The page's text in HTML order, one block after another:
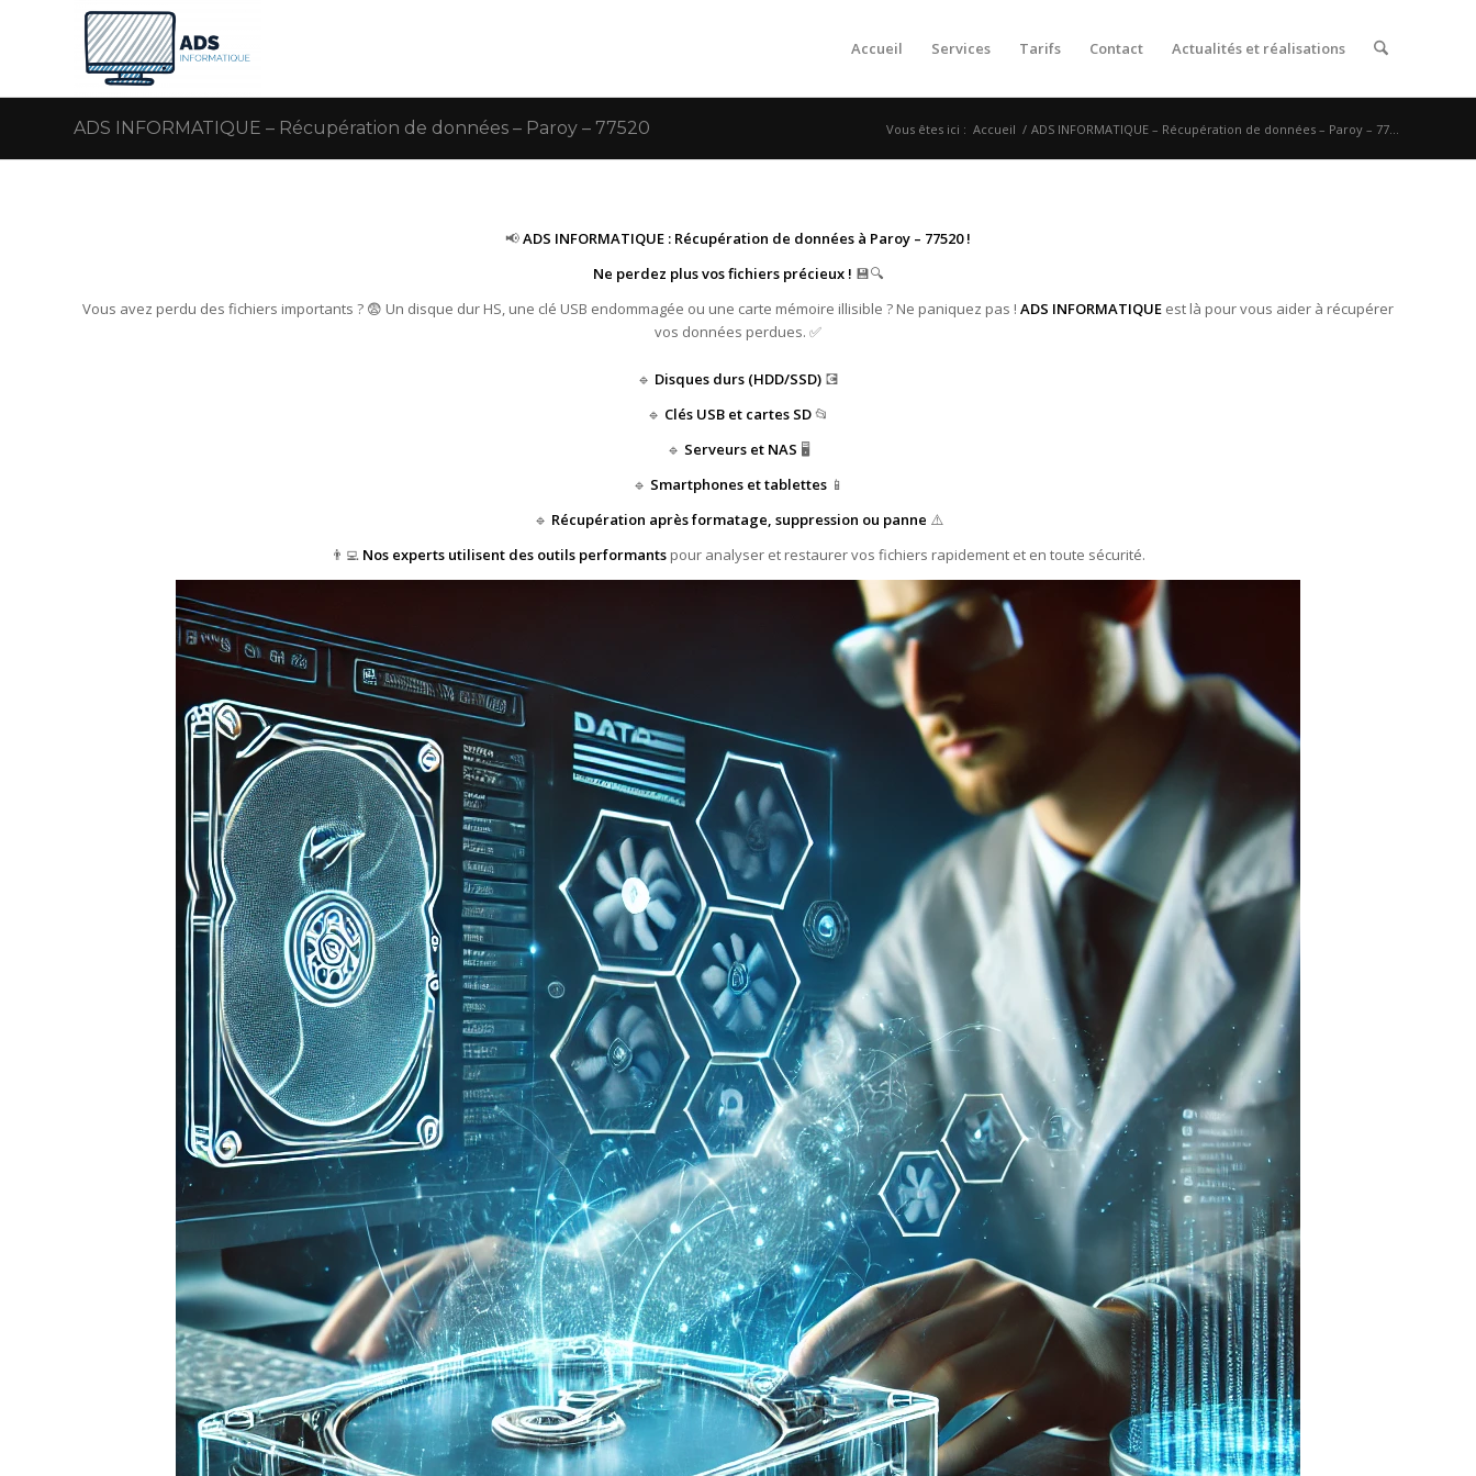
Accueil Services Tarifs Contact Actualités et réalisations
ADS INFORMATIQUE – Récupération de données – Paroy – 77520 Vous êtes ici : Accueil / ADS INFORMATIQUE – Récupération de données – Paroy – 77...
📢ADS INFORMATIQUE : Récupération de données à Paroy – 77520 !
Ne perdez plus vos fichiers précieux ! 💾🔍
Vous avez perdu des fichiers importants ? 😨 Un disque dur HS, une clé USB endommagée ou une carte mémoire illisible ? Ne paniquez pas ! ADS INFORMATIQUE est là pour vous aider à récupérer
vos données perdues. ✅
🔹 Disques durs (HDD/SSD) 💽
🔹 Clés USB et cartes SD📂
🔹 Serveurs et NAS 🖥️
🔹 Smartphones et tablettes📱
🔹 Récupération après formatage, suppression ou panne ⚠️
👨‍💻 Nos experts utilisent des outils performants pour analyser et restaurer vos fichiers rapidement et en toute sécurité.